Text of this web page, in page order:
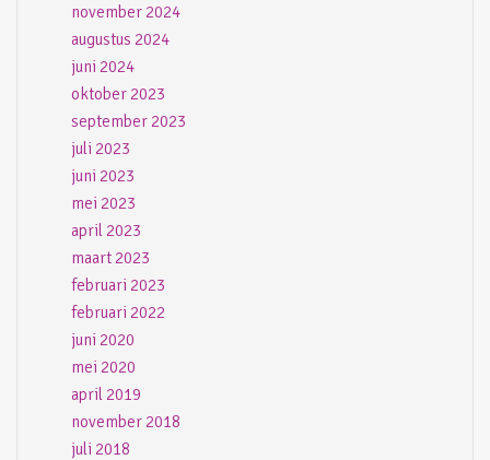
november 2024
augustus 2024
juni 2024
oktober 2023
september 2023
juli 2023
juni 2023
mei 2023
april 2023
maart 2023
februari 2023
februari 2022
juni 2020
mei 2020
april 2019
november 2018
juli 2018